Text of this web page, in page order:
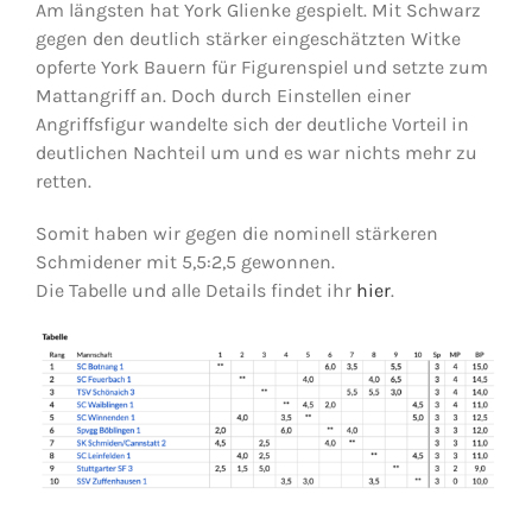
Am längsten hat York Glienke gespielt. Mit Schwarz
gegen den deutlich stärker eingeschätzten Witke
opferte York Bauern für Figurenspiel und setzte zum
Mattangriff an. Doch durch Einstellen einer
Angriffsfigur wandelte sich der deutliche Vorteil in
deutlichen Nachteil um und es war nichts mehr zu
retten.
Somit haben wir gegen die nominell stärkeren
Schmidener mit 5,5:2,5 gewonnen.
Die Tabelle und alle Details findet ihr hier.